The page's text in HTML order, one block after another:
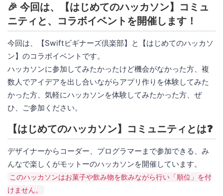
🎉 今回は、【はじめてのハッカソン】コミュ
ニティと、コラボイベントを開催します！
今回は、【Swiftビギナーズ倶楽部】と【はじめてのハッカソ
ン】のコラボイベントです。
ハッカソンに参加してみたかったけど機会がなかった方、複
数人でアイデアを出し合いながらアプリ作りを体験してみた
かった方、気軽にハッカソンを体験してみたかった方、ぜ
ひ、ご参加ください。
【はじめてのハッカソン】コミュニティとは❓
デザイナーからコーダー、プログラマーまで参加できる、み
んなで楽しくがモットーのハッカソンを開催しています。
このハッカソンはお菓子や飲み物を飲みながら行い「順位」を付
けません。